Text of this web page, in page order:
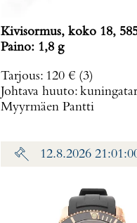
Kivisormus, koko 18,
Paino: 1,8 g
Tarjous: 120 € (3)
Johtava huuto:
Myyrmäen Pantti
12.8.2026